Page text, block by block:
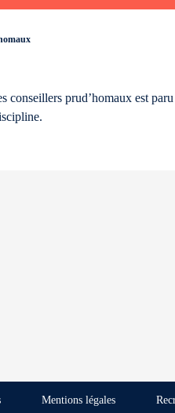
conseillers prud’homaux est
Mentions légales